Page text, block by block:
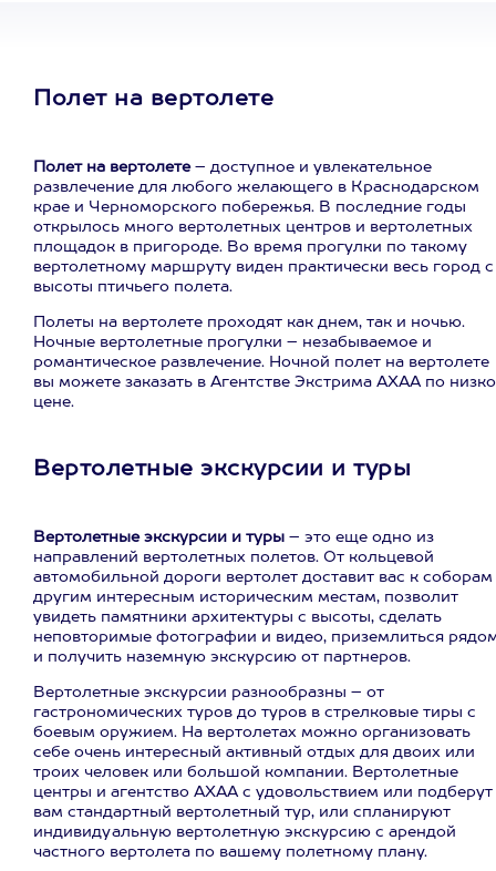
Полет на вертолете
Полет на вертолете– доступное и увлекательное
развлечение для любого желающего в Краснодарском
крае и Черноморского побережья. В последние годы
открылось много вертолетных центров и вертолетных
площадок в пригороде. Во время прогулки по такому
вертолетному маршруту виден практически весь город с
высоты птичьего полета.
Полеты на вертолете проходят как днем, так и ночью.
Ночные вертолетные прогулки – незабываемое и
романтическое развлечение. Ночной полет на вертолете
вы можете заказать в Агентстве Экстрима АХАА по
цене.
Вертолетные экскурсии и туры
Вертолетные экскурсии и туры – это еще одно из
направлений вертолетных полетов. От кольцевой
автомобильной дороги вертолет доставит вас к соборам
другим интересным историческим местам, позволит
увидеть памятники архитектуры с высоты, сделать
неповторимые фотографии и видео, приземлиться
и получить наземную экскурсию от партнеров.
Вертолетные экскурсии разнообразны – от
гастрономических туров до туров в стрелковые тиры с
боевым оружием. На вертолетах можно организовать
себе очень интересный активный отдых для двоих или
троих человек или большой компании. Вертолетные
центры и агентство АХАА с удовольствием или подберут
вам стандартный вертолетный тур, или спланируют
индивидуальную вертолетную экскурсию с арендой
частного вертолета по вашему полетному плану.